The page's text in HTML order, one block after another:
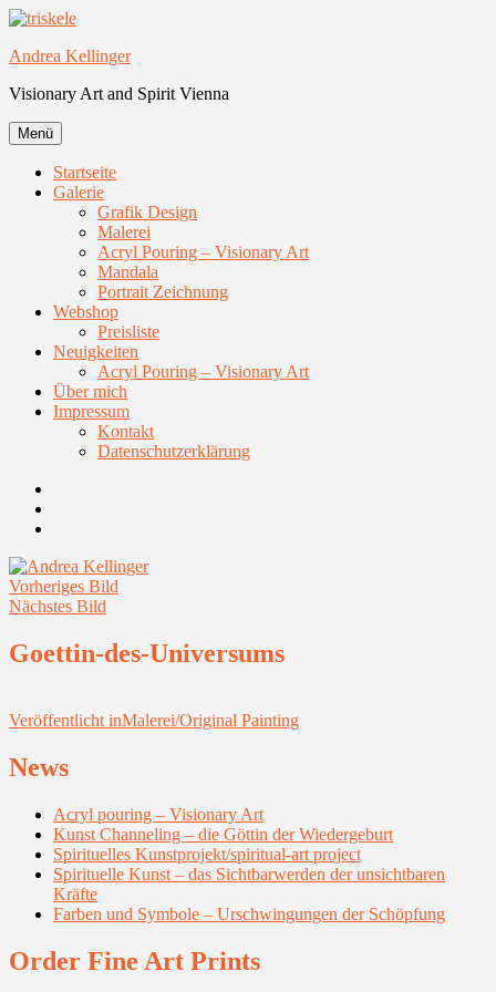
Zum
springen
Andrea Kellinger
Visionary Art and Spirit Vienna
Menü
Startseite
Galerie
Grafik Design
Malerei
Acryl Pouring – Visionary Art
Mandala
Portrait Zeichnung
Webshop
Preisliste
Neuigkeiten
Acryl Pouring – Visionary Art
Über mich
Impressum
Kontakt
Datenschutzerklärung
Vorheriges Bild
Nächstes Bild
Goettin-des-Universums
Beitragsnavigation
Veröffentlicht inMalerei/Original Painting
News
Acryl pouring – Visionary Art
Kunst Channeling – die Göttin der Wiedergeburt
Spirituelles Kunstprojekt/spiritual-art project
Spirituelle Kunst – das Sichtbarwerden der unsichtbaren
Kräfte
Farben und Symbole – Urschwingungen der Schöpfung
Order Fine Art Prints